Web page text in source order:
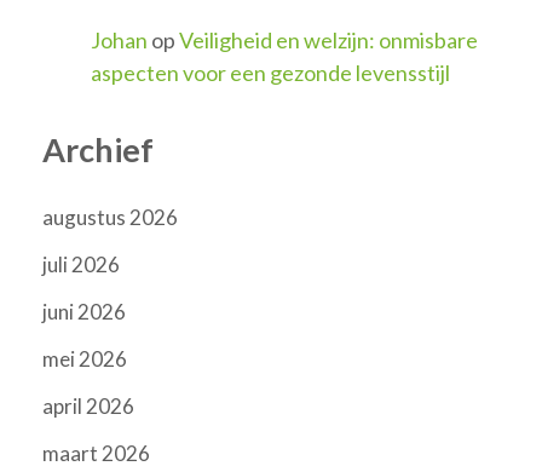
Johan opVeiligheid en welzijn: onmisbare
aspecten voor een gezonde levensstijl
Archief
augustus 2026
juli 2026
juni 2026
mei 2026
april 2026
maart 2026